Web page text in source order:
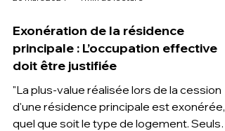
20 mars 2024 1 min de lecture
Exonération de la résidence
principale : L’occupation effective
doit être justifiée
"La plus-value réalisée lors de la cession